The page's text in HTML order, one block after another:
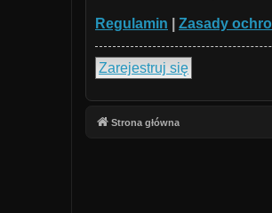
Regulamin Zasady
Zarejestruj się
Strona główna